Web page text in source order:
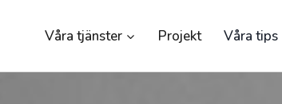
Våra tjänster Projekt Våra tips